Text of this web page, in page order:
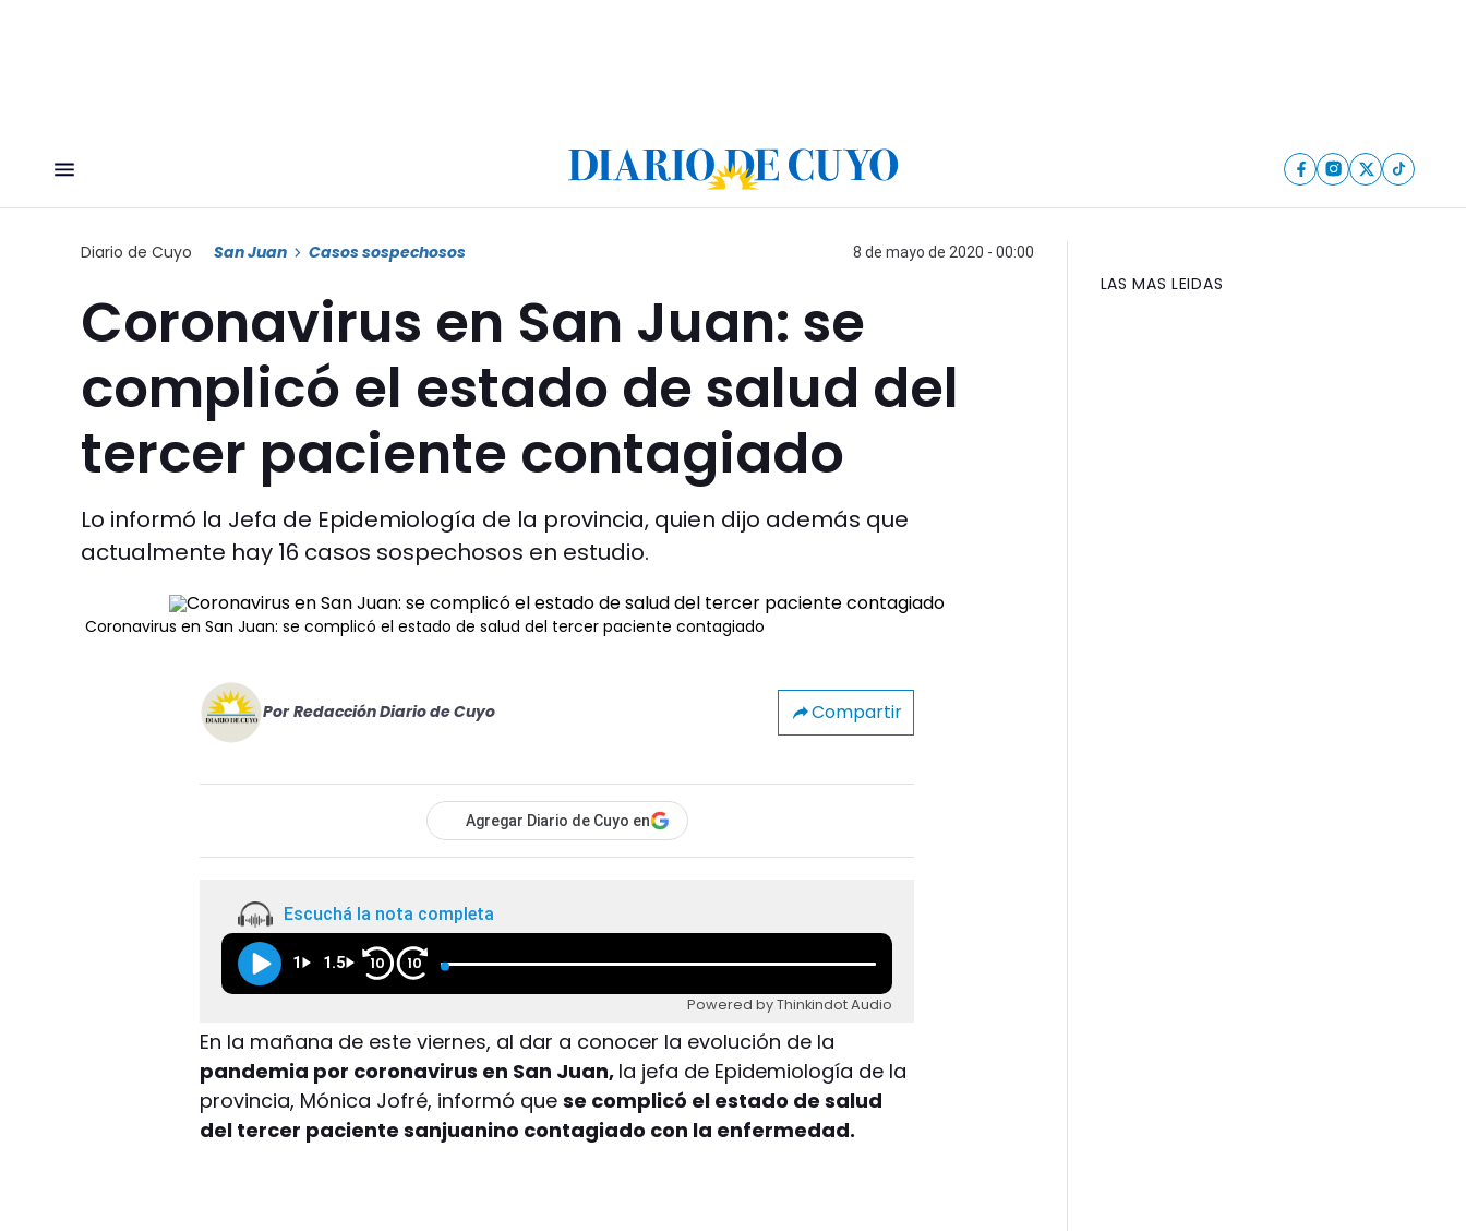
Diario de Cuyo San Juan Casos sospechosos 8 de mayo de 2020 - 00:00
Coronavirus en San Juan: se
complicó el estado de salud del
tercer paciente contagiado
Lo informó la Jefa de Epidemiología de la provincia, quien dijo además que
actualmente hay 16 casos sospechosos en estudio.
Coronavirus en San Juan: se complicó el estado de salud del tercer paciente contagiado
Por Redacción Diario de Cuyo Compartir
Agregar Diario de Cuyo en
Escuchá la nota completa
1 1.5 10 10
Powered by Thinkindot Audio
En la mañana de este viernes, al dar a conocer la evolución de la
pandemia por coronavirus en San Juan, la jefa de Epidemiología de la
provincia, Mónica Jofré, informó quese complicó el estado de salud
del tercer paciente sanjuanino contagiado con la enfermedad.
LAS MAS LEIDAS